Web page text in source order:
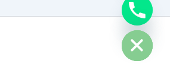
Hide
chaty